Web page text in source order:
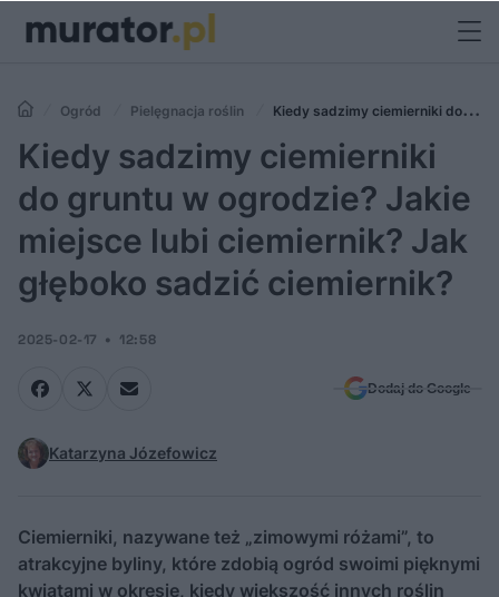
Ogród Pielęgnacja roślin
Kiedy sadzimy ciemierniki do
gruntu w ogrodzie? Jakie miejsce lubi ciemiernik? Jak głęboko sadzić
ciemiernik?
Kiedy sadzimy ciemierniki
do gruntu w ogrodzie? Jakie
miejsce lubi ciemiernik? Jak
głęboko sadzić ciemiernik?
2025-02-17 12:58
Dodaj do Google
Katarzyna Józefowicz
Ciemierniki, nazywane też „zimowymi różami”, to
atrakcyjne byliny, które zdobią ogród swoimi pięknymi
kwiatami w okresie, kiedy większość innych roślin